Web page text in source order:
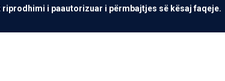
riprodhimi i paautorizuar i përmbajtjes së kësaj faqeje.